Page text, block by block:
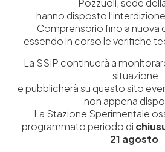
Lascia un commento
Il tuo indirizzo email non sarà pubblicato.I
contrassegnati
hanno disposto
Comprensorio fino a nuova
essendo in corso le verifiche
La SSIP continuerà a
situazione
e pubblicherà su questo sito
non appena
La Stazione Sperimentale
programmato periodo di
21 agosto.